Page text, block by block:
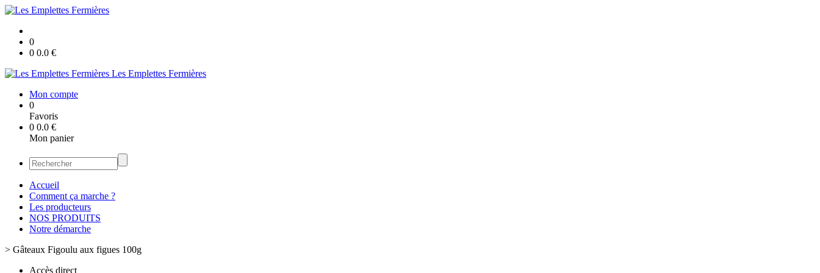
0
0 0.0 €
Les Emplettes Fermières
Mon compte
0
Favoris
0 0.0 €
Mon panier
Accueil
Comment ça marche ?
Les producteurs
NOS PRODUITS
Notre démarche
> Gâteaux Figoulu aux figues 100g
Accès direct